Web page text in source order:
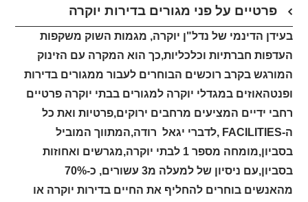
פרטיים על פני מגורים בדירות יוקרה
בעידן הדינמי של נדל"ן יוקרה, מגמות השוק משקפות
העדפות חברתיות וכלכליות,כך הוא המקרה עם הזינוק
המורגש בקרב רוכשים הבוחרים לעבור ממגורים בדירות
ופנטהאוזים במגדלי יוקרה למגורים בבתי יוקרה פרטיים
רחבי ידיים המציעים מרחבים ירוקים,פרטיות ואת כל
ה-FACILITIES ,לדברי יגאל רודה,המתווך המוביל
בסביון,מומחה מספר 1 לבתי יוקרה,מגרשים ואחוזות
בסביון,עם ניסיון של למעלה מ3 עשורים, כ-70%
מהאנשים בוחרים להחליף את החיים בדירות יוקרה או